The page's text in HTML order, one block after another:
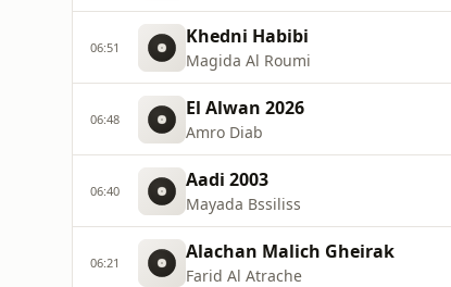
06:51 Khedni Habibi
Magida Al Roumi
06:48 El Alwan 2026
Amro Diab
06:40 Aadi 2003
Mayada Bssiliss
06:21 Alachan Malich Gheirak
Farid Al Atrache